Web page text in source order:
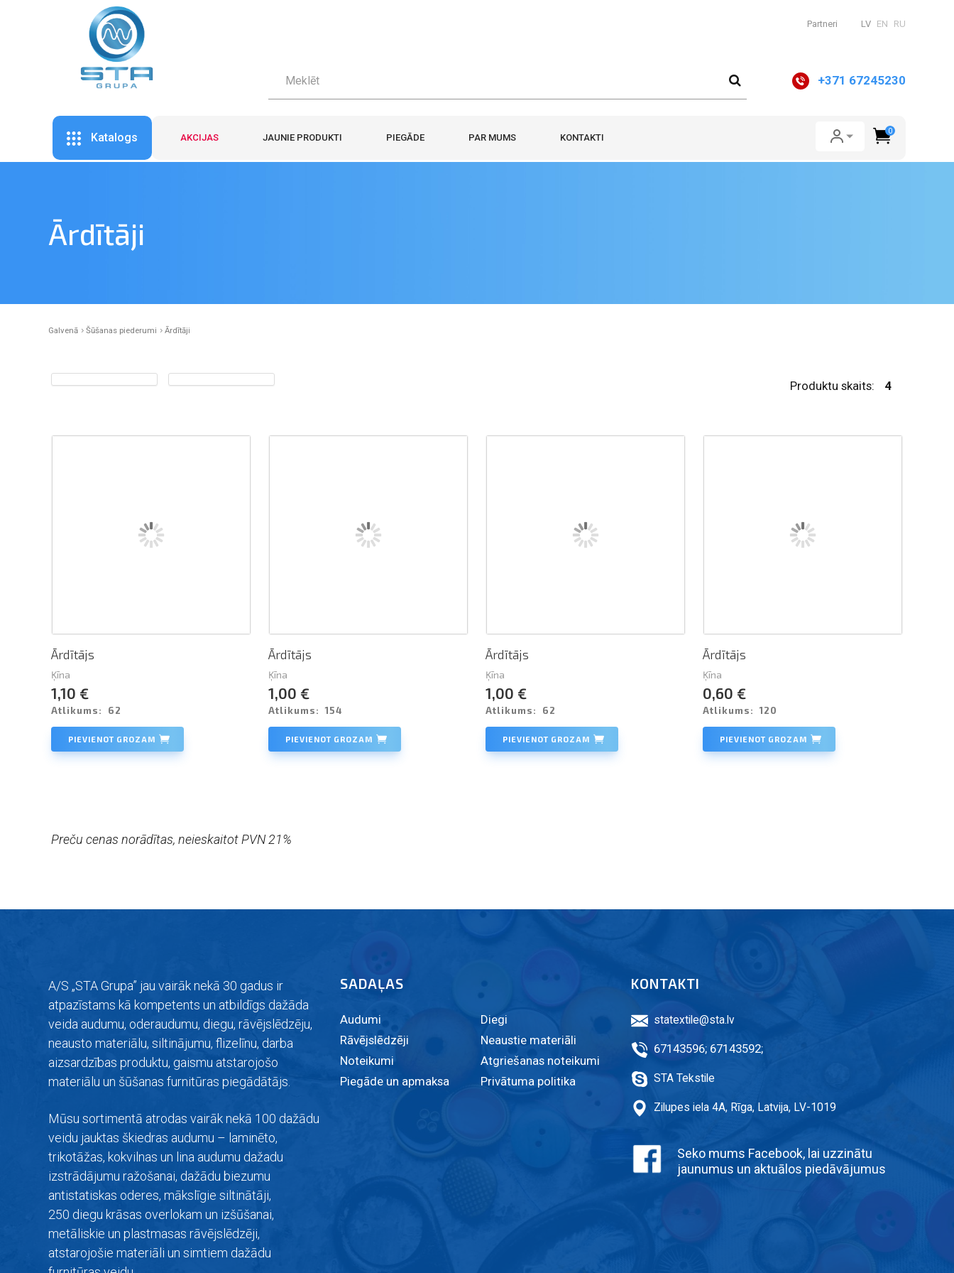
Partneri LV EN RU
+371 67245230
Katalogs AKCIJAS JAUNIE PRODUKTI PIEGĀDE PAR MUMS KONTAKTI
0
Ārdītāji
Galvenā Šūšanas piederumi Ārdītāji
Produktu skaits: 4
Ārdītājs
Ķīna
1,10 €
Atlikums: 62
PIEVIENOT GROZAM
Ārdītājs
Ķīna
1,00 €
Atlikums: 154
PIEVIENOT GROZAM
Ārdītājs
Ķīna
1,00 €
Atlikums: 62
PIEVIENOT GROZAM
Ārdītājs
Ķīna
0,60 €
Atlikums: 120
PIEVIENOT GROZAM
Preču cenas norādītas, neieskaitot PVN 21%
A/S „STA Grupa” jau vairāk nekā 30 gadus ir
atpazīstams kā kompetents un atbildīgs dažāda
veida audumu, oderaudumu, diegu, rāvējslēdzēju,
neausto materiālu, siltinājumu, flizelīnu, darba
aizsardzības produktu, gaismu atstarojošo
materiālu un šūšanas furnitūras piegādātājs.
Mūsu sortimentā atrodas vairāk nekā 100 dažādu
veidu jauktas škiedras audumu – laminēto,
trikotāžas, kokvilnas un lina audumu dažadu
izstrādājumu ražošanai, dažādu biezumu
antistatiskas oderes, mākslīgie siltinātāji,
250 diegu krāsas overlokam un izšūšanai,
metāliskie un plastmasas rāvējslēdzēji,
atstarojošie materiāli un simtiem dažādu
SADAĻAS
Audumi
Diegi
Rāvējslēdzēji
Neaustie materiāli
Noteikumi
Atgriešanas noteikumi
Piegāde un apmaksa
Privātuma politika
KONTAKTI
statextile@sta.lv
67143596; 67143592;
STA Tekstile
Zilupes iela 4A, Rīga, Latvija, LV-1019
Seko mums Facebook, lai uzzinātu
jaunumus un aktuālos piedāvājumus